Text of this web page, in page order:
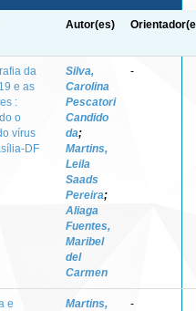
Autor(es)
da
e as
:
o
vírus
DF
Silva,
Carolina
Pescatori
Candido
da;
Martins,
Leila
Saads
Pereira;
Aliaga
Fuentes,
Maribel
del
Carmen
-
e
Martins,
-